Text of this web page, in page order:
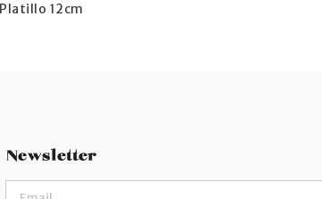
Platillo 12cm
Newsletter